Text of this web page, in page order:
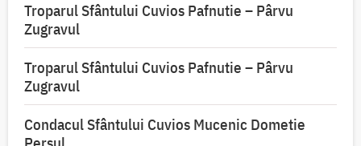
Troparul Sfântului Cuvios Pafnutie – Pârvu
Zugravul
Troparul Sfântului Cuvios Pafnutie – Pârvu
Zugravul
Condacul Sfântului Cuvios Mucenic Dometie